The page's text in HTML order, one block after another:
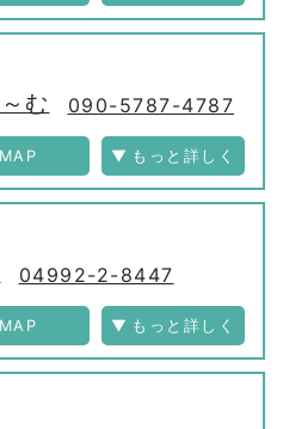
む 090-5787-4787
MAP
04992-2-8447
MAP